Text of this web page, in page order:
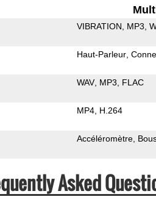
VIBRATION MP3
Haut-Parleur
WAV MP3 FLAC
MP4 H.264
Accéléromètre
Asked